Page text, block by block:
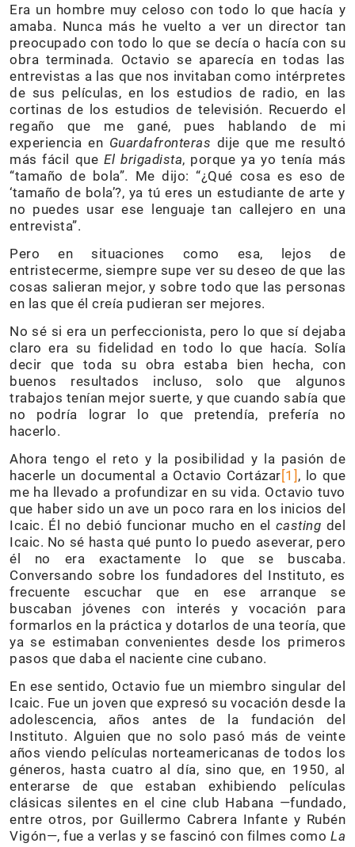
Era un hombre muy celoso con todo lo que hacía y
amaba. Nunca más he vuelto a ver un director tan
preocupado con todo lo que se decía o hacía con su
obra terminada. Octavio se aparecía en todas las
entrevistas a las que nos invitaban como intérpretes
de sus películas, en los estudios de radio, en las
cortinas de los estudios de televisión. Recuerdo el
regaño que me gané, pues hablando de mi
experiencia en Guardafronteras dije que me resultó
más fácil queEl brigadista, porque ya yo tenía más
“tamaño de bola”. Me dijo: “¿Qué cosa es eso de
‘tamaño de bola’?, ya tú eres un estudiante de arte y
no puedes usar ese lenguaje tan callejero en una
entrevista”.
Pero en situaciones como esa, lejos de
entristecerme, siempre supe ver su deseo de que las
cosas salieran mejor, y sobre todo que las personas
en las que él creía pudieran ser mejores.
No sé si era un perfeccionista, pero lo que sí dejaba
claro era su fidelidad en todo lo que hacía. Solía
decir que toda su obra estaba bien hecha, con
buenos resultados incluso, solo que algunos
trabajos tenían mejor suerte, y que cuando sabía que
no podría lograr lo que pretendía, prefería no
hacerlo.
Ahora tengo el reto y la posibilidad y la pasión de
hacerle un documental a Octavio Cortázar[1] , lo que
me ha llevado a profundizar en su vida. Octavio tuvo
que haber sido un ave un poco rara en los inicios del
Icaic. Él no debió funcionar mucho en el casting del
Icaic. No sé hasta qué punto lo puedo aseverar, pero
él no era exactamente lo que se buscaba.
Conversando sobre los fundadores del Instituto, es
frecuente escuchar que en ese arranque se
buscaban jóvenes con interés y vocación para
formarlos en la práctica y dotarlos de una teoría, que
ya se estimaban convenientes desde los primeros
pasos que daba el naciente cine cubano.
En ese sentido, Octavio fue un miembro singular del
Icaic. Fue un joven que expresó su vocación desde la
adolescencia, años antes de la fundación del
Instituto. Alguien que no solo pasó más de veinte
años viendo películas norteamericanas de todos los
géneros, hasta cuatro al día, sino que, en 1950, al
enterarse de que estaban exhibiendo películas
clásicas silentes en el cine club Habana —fundado,
entre otros, por Guillermo Cabrera Infante y Rubén
Vigón—, fue a verlas y se fascinó con filmes como La